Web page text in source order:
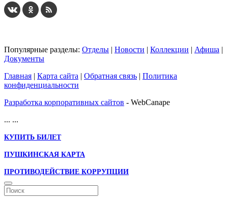
Популярные разделы: Отделы | Новости | Коллекции | Афиша |
Документы
Главная | Карта сайта | Обратная связь | Политика
конфиденциальности
Разработка корпоративных сайтов - WebCanape
... ...
КУПИТЬ БИЛЕТ
ПУШКИНСКАЯ КАРТА
ПРОТИВОДЕЙСТВИЕ КОРРУПЦИИ